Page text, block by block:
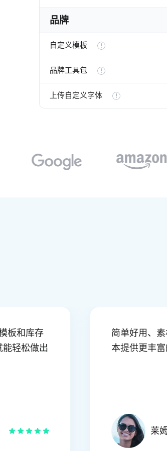
品牌
自定义模板
品牌工具包
上传自定义字体
许多模板和库存
间就能轻松做出
简单
本提